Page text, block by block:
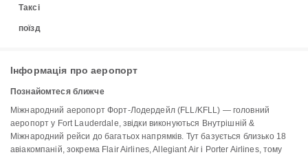
Таксі
поїзд
Інформація про аеропорт
Познайомтеся ближче
Міжнародний аеропорт Форт-Лодердейл (FLL/KFLL) — головний
аеропорт у Fort Lauderdale, звідки виконуються Внутрішній &
Міжнародний рейси до багатьох напрямків. Тут базується близько 18
авіакомпаній, зокрема Flair Airlines, Allegiant Air і Porter Airlines, тому